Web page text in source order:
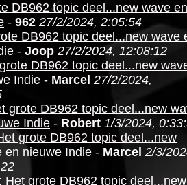
DB962 topic deel...new wave en
- 962 27/2/2024, 2:05:54
DB962 topic deel...new wave
- Joop 27/2/2024, 12:08:12
DB962 topic deel...new
Indie - Marcel 27/2/2024,
grote DB962 topic deel...new
Indie - Robert 1/3/2024,
grote DB962 topic deel...new
en nieuwe Indie - Marcel 2/3/
Het grote DB962 topic deel...new